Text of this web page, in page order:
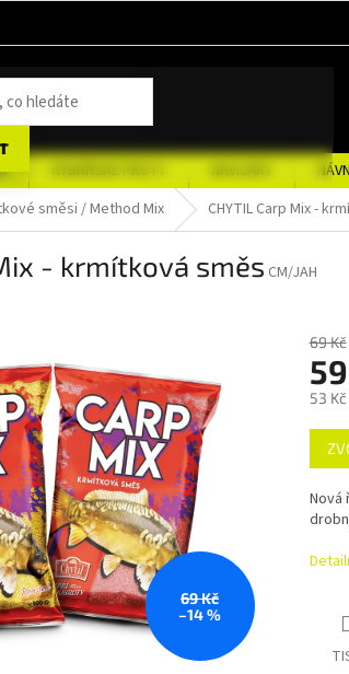
RYBÁŘSKÉ PRUTY NAVIJÁKY
směsi / Method Mix CHYTIL Carp Mix -
- krmítková směs CM/JAH
69 Kč
–14 %
69 Kč
53
cena:
Nová